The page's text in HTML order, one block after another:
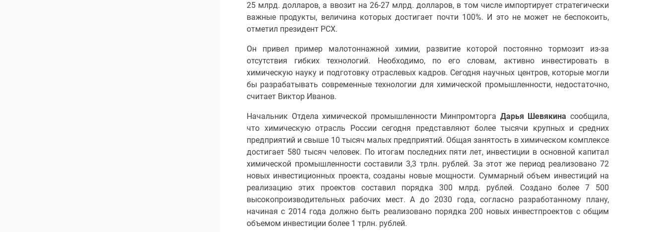
25 млрд. долларов, а ввозит на 26-27 млрд. долларов, в том числе импортирует стратегически
важные продукты, величина которых достигает почти 100%. И это не может не беспокоить,
отметил президент РСХ.
Он привел пример малотоннажной химии, развитие которой постоянно тормозит из-за
отсутствия гибких технологий. Необходимо, по его словам, активно инвестировать в
химическую науку и подготовку отраслевых кадров. Сегодня научных центров, которые могли
бы разрабатывать современные технологии для химической промышленности, недостаточно,
считает Виктор Иванов.
Начальник Отдела химической промышленности Минпромторга Дарья Шевякина сообщила,
что химическую отрасль России сегодня представляют более тысячи крупных и средних
предприятий и свыше 10 тысяч малых предприятий. Общая занятость в химическом комплексе
достигает 580 тысяч человек. По итогам последних пяти лет, инвестиции в основной капитал
химической промышленности составили 3,3 трлн. рублей. За этот же период реализовано 72
новых инвестиционных проекта, созданы новые мощности. Суммарный объем инвестиций на
реализацию этих проектов составил порядка 300 млрд. рублей. Создано более 7 500
высокопроизводительных рабочих мест. А до 2030 года, согласно разработанному плану,
начиная с 2014 года должно быть реализовано порядка 200 новых инвестпроектов с общим
объемом инвестиции более 1 трлн. рублей.